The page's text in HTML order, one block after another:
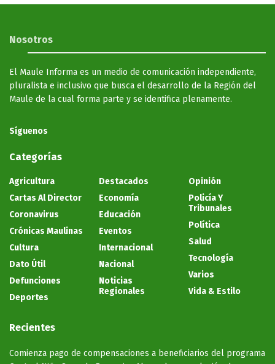
Nosotros
El Maule Informa es un medio de comunicación independiente,
pluralista e inclusivo que busca el desarrollo de la Región del
Maule de la cual forma parte y se identifica plenamente.
Síguenos
Categorías
Agricultura
Cartas Al Director
Coronavirus
Crónicas Maulinas
Cultura
Dato Útil
Defunciones
Deportes
Destacados
Economía
Educación
Eventos
Internacional
Nacional
Noticias
Regionales
Opinión
Policía Y
Tribunales
Política
Salud
Tecnología
Varios
Vida & Estilo
Recientes
Comienza pago de compensaciones a beneficiarios del programa